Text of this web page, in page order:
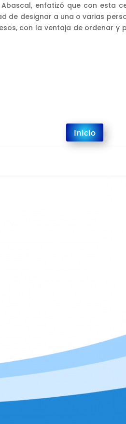
Abascal, enfatizó que con esta
de designar a una o varias
con la ventaja de ordenar y
Inicio